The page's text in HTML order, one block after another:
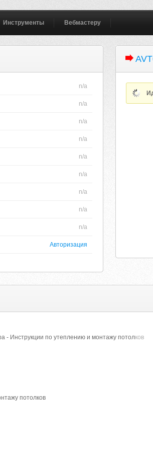
Инструменты Вебмастеру
n/a
n/a
n/a
n/a
n/a
n/a
n/a
n/a
n/a
Авторизация
- Инструкции по утеплению и монтажу потолков
потолков